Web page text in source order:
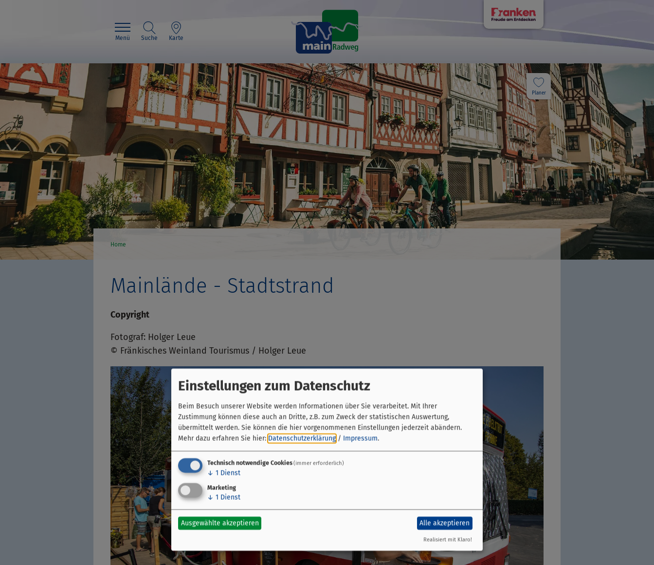
Menü Suche Karte
Planer
Home
Mainlände - Stadtstrand
Copyright
Fotograf: Holger Leue
© Fränkisches Weinland Tourismus / Holger Leue
Einstellungen zum Datenschutz
Beim Besuch unserer Website werden Informationen über Sie verarbeitet. Mit Ihrer
Zustimmung können diese auch an Dritte, z.B. zum Zweck der statistischen Auswertung,
übermittelt werden. Sie können die hier vorgenommenen Einstellungen jederzeit abändern.
Mehr dazu erfahren Sie hier: Datenschutzerklärung / Impressum.
Technisch notwendige Cookies(immer erforderlich)
↓ 1 Dienst
Marketing
↓ 1 Dienst
Ausgewählte akzeptieren Alle akzeptieren
Realisiert mit Klaro!